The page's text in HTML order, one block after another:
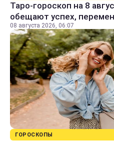
Таро-гороскоп на 8
обещают успех,
08 августа 2026, 06:07
ГОРОСКОПЫ